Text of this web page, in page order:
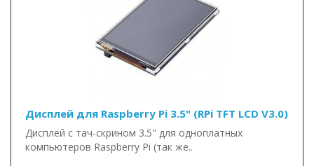
Дисплей для Raspberry Pi 3.5" (RPi TFT LCD V3.0)
Дисплей c тач-скрином 3.5" для одноплатных
компьютеров Raspberry Pi (так же..